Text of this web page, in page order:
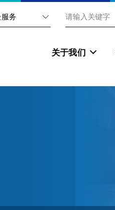
务
关于我们